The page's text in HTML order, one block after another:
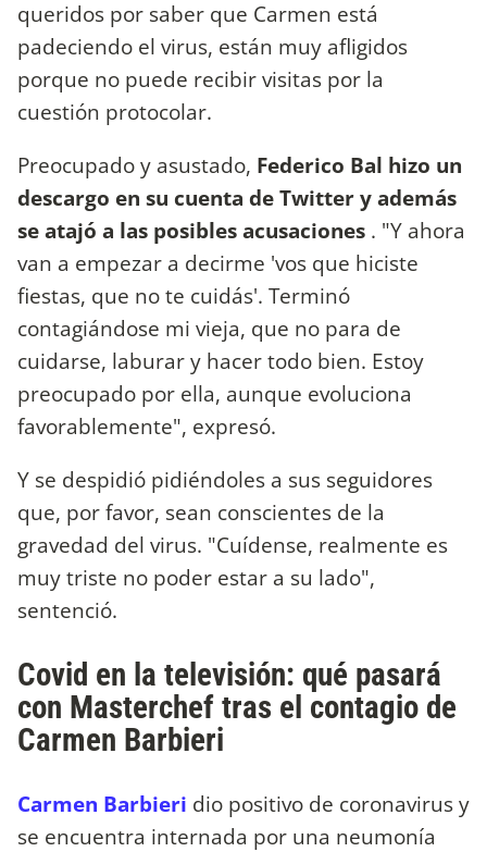
queridos por saber que Carmen está
padeciendo el virus, están muy afligidos
porque no puede recibir visitas por la
cuestión protocolar.
Preocupado y asustado, Federico Bal hizo un
descargo en su cuenta de Twitter y además
se atajó a las posibles acusaciones . "Y ahora
van a empezar a decirme 'vos que hiciste
fiestas, que no te cuidás'. Terminó
contagiándose mi vieja, que no para de
cuidarse, laburar y hacer todo bien. Estoy
preocupado por ella, aunque evoluciona
favorablemente", expresó.
Y se despidió pidiéndoles a sus seguidores
que, por favor, sean conscientes de la
gravedad del virus. "Cuídense, realmente es
muy triste no poder estar a su lado",
sentenció.
Covid en la televisión: qué pasará
con Masterchef tras el contagio de
Carmen Barbieri
Carmen Barbieri dio positivo de coronavirus y
se encuentra internada por una neumonía